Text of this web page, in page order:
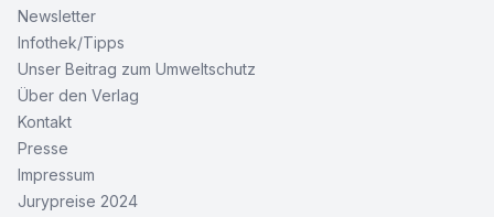
Newsletter
Infothek/Tipps
Unser Beitrag zum Umweltschutz
Über den Verlag
Kontakt
Presse
Impressum
Jurypreise 2024